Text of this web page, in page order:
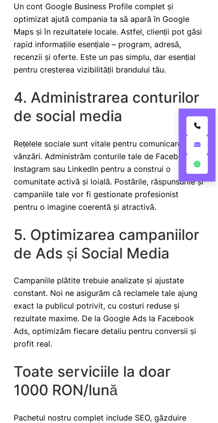
Un cont Google Business Profile complet și
optimizat ajută compania ta să apară în Google
Maps și în rezultatele locale. Astfel, clienții pot găsi
rapid informațiile esențiale – program, adresă,
recenzii și oferte. Este un pas simplu, dar esențial
pentru creșterea vizibilității brandului tău.
4. Administrarea conturilor
de social media
Rețelele sociale sunt vitale pentru comunicare și
vânzări. Administrăm conturile tale de Facebook,
Instagram sau LinkedIn pentru a construi o
comunitate activă și loială. Postările, răspunsurile și
campaniile tale vor fi gestionate profesionist
pentru o imagine coerentă și atractivă.
5. Optimizarea campaniilor
de Ads și Social Media
Campaniile plătite trebuie analizate și ajustate
constant. Noi ne asigurăm că reclamele tale ajung
exact la publicul potrivit, cu costuri reduse și
rezultate maxime. De la Google Ads la Facebook
Ads, optimizăm fiecare detaliu pentru conversii și
profit real.
Toate serviciile la doar
1000 RON/lună
Pachetul nostru complet include SEO, găzduire